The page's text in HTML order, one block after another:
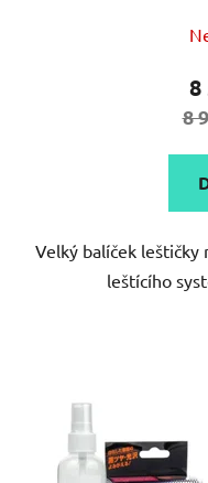
8
8
Velký balíček leštičky
leštícího